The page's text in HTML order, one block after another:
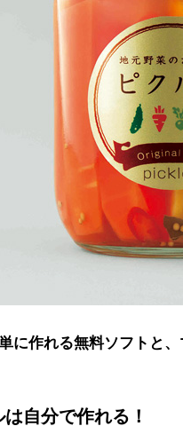
に作れる無料ソフトと
自分で作れる！